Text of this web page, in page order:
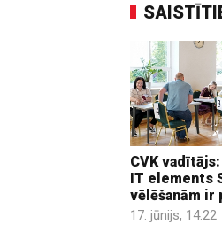
CVK
IT elements
vēlēšanām ir
17. jūnijs, 14:22